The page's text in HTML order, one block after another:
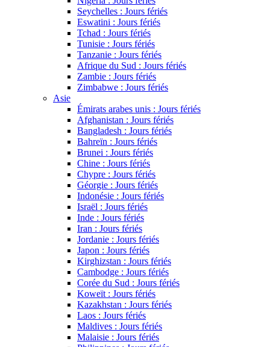
Seychelles : Jours fériés
Eswatini : Jours fériés
Tchad : Jours fériés
Tunisie : Jours fériés
Tanzanie : Jours fériés
Afrique du Sud : Jours fériés
Zambie : Jours fériés
Zimbabwe : Jours fériés
Asie
Émirats arabes unis : Jours fériés
Afghanistan : Jours fériés
Bangladesh : Jours fériés
Bahreïn : Jours fériés
Brunei : Jours fériés
Chine : Jours fériés
Chypre : Jours fériés
Géorgie : Jours fériés
Indonésie : Jours fériés
Israël : Jours fériés
Inde : Jours fériés
Iran : Jours fériés
Jordanie : Jours fériés
Japon : Jours fériés
Kirghizstan : Jours fériés
Cambodge : Jours fériés
Corée du Sud : Jours fériés
Koweït : Jours fériés
Kazakhstan : Jours fériés
Laos : Jours fériés
Maldives : Jours fériés
Malaisie : Jours fériés